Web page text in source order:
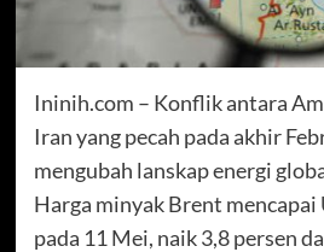
Ininih.com – Konflik antara
Iran yang pecah pada akhir
mengubah lanskap energi
Harga minyak Brent mencapai
pada 11 Mei, naik 3,8 persen